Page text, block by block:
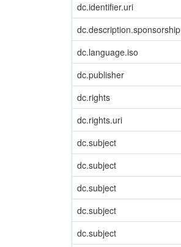
dc.identifier.uri
dc.description.sponsorship
dc.language.iso
dc.publisher
dc.rights
dc.rights.uri
dc.subject
dc.subject
dc.subject
dc.subject
dc.subject